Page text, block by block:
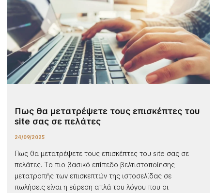
Πως θα μετατρέψετε τους επισκέπτες του
site σας σε πελάτες
24/09/2025
Πως θα μετατρέψετε τους επισκέπτες του site σας σε
πελάτες. Tο πιο βασικό επίπεδο βελτιστοποίησης
μετατροπής των επισκεπτών της ιστοσελίδας σε
πωλήσεις είναι η εύρεση απλά του λόγου που οι